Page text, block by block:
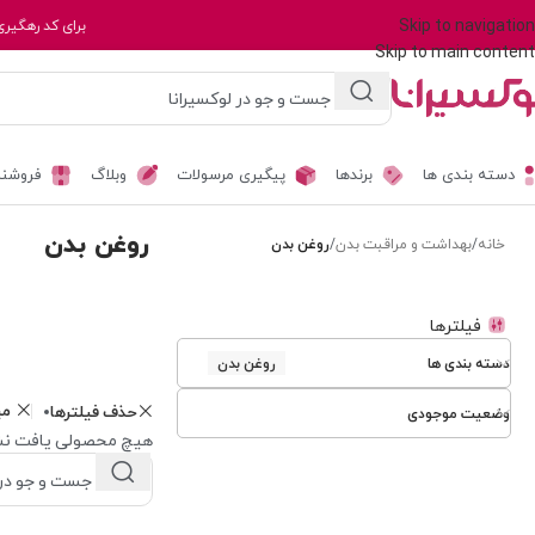
Skip to navigation
Skip to main content
برای کد
دسته بندی ها برندها پیگیری مرسولات وبلاگ
خانه/بهداشت و مراقبت بدن/روغن بدن روغن بدن
فیلترها
دسته بندی ها روغن بدن
وضعیت موجودی حذف فیلترها
هیچ محصولی یافت